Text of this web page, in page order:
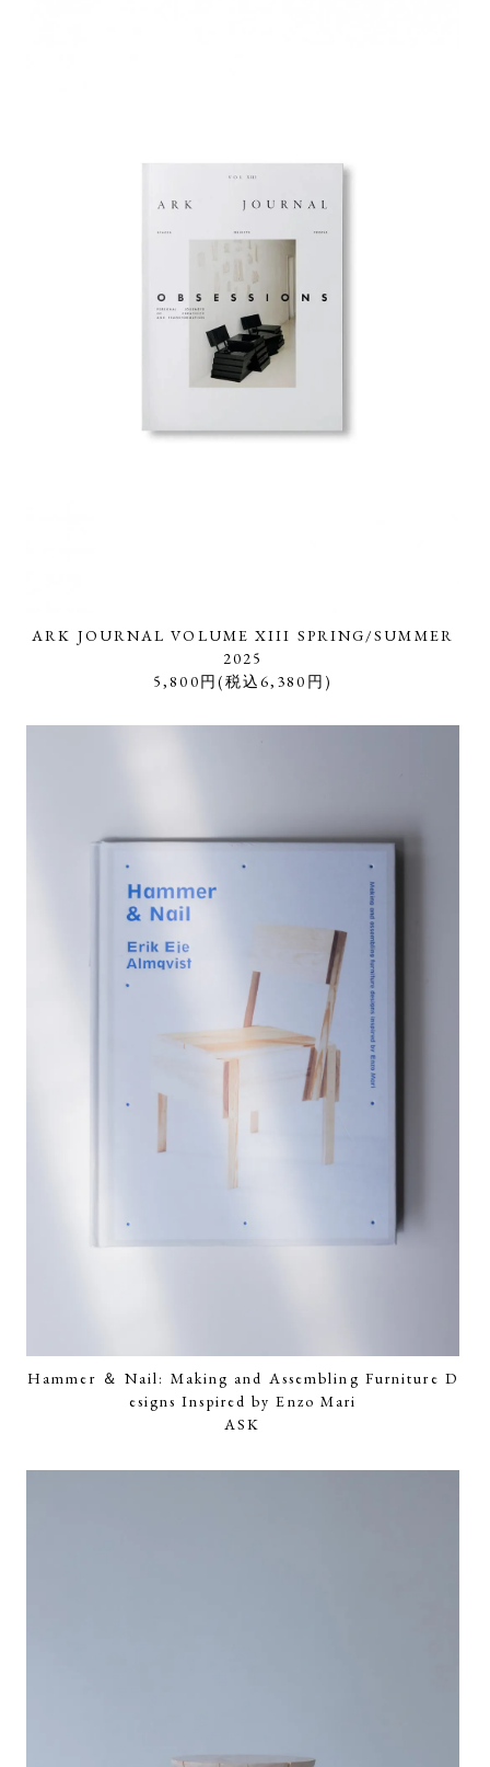
ARK JOURNAL VOLUME XIII SPRING/SUMMER
2025
5,800円(税込6,380円)
Hammer ＆ Nail: Making and Assembling Furniture D
esigns Inspired by Enzo Mari
ASK